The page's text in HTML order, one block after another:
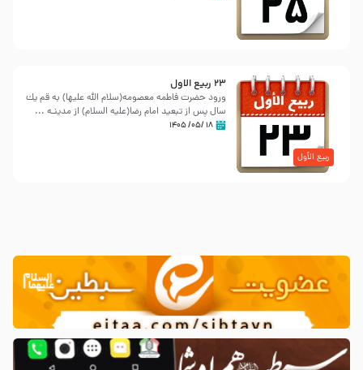
ربیع الأول
23 ربيع الاول
ورود حضرت فاطمه معصومه(سلام الله علیها) به قم یك
سال پس از تبعید امام رضا(علیه السلام) از مدینـه ...
۱۸ /۰۵/ ۱۴۰۵